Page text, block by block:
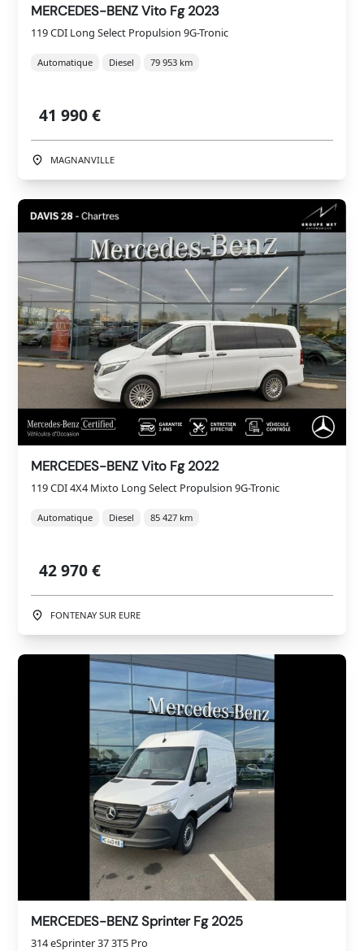
MERCEDES-BENZ Vito Fg 2023
119 CDI Long Select Propulsion 9G-Tronic
Automatique Diesel 79 953 km
41 990 €
MAGNANVILLE
MERCEDES-BENZ Vito Fg 2022
119 CDI 4X4 Mixto Long Select Propulsion 9G-Tronic
Automatique Diesel 85 427 km
42 970 €
FONTENAY SUR EURE
MERCEDES-BENZ Sprinter Fg 2025
314 eSprinter 37 3T5 Pro